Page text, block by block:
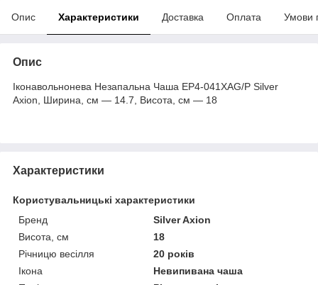
Опис Характеристики Доставка Оплата Умови
Опис
Іконавольнонева Незапальна Чаша EP4-041XAG/P Silver
Axion, Ширина, см — 14.7, Висота, см — 18
Характеристики
Користувальницькі характеристики
Бренд
Silver Axion
Висота, см
18
Річницю весілля
20 років
Ікона
Невипивана чаша